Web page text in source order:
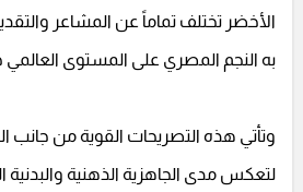
الأخضر تختلف تماماً عن المشاعر
به النجم المصري على المستوى العالمي
وتأتي هذه التصريحات القوية من جانب
لتعكس مدى الجاهزية الذهنية والبدنية